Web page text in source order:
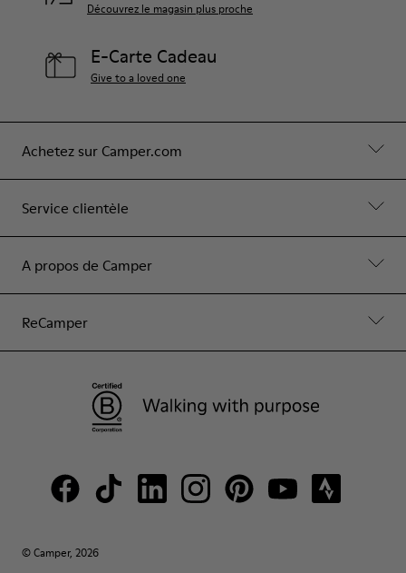
Achetez sur Camper.com
Service clientèle
A propos de Camper
ReCamper
Découvrez le magasin plus proche
E-Carte Cadeau
Give to a loved one
© Camper, 2026